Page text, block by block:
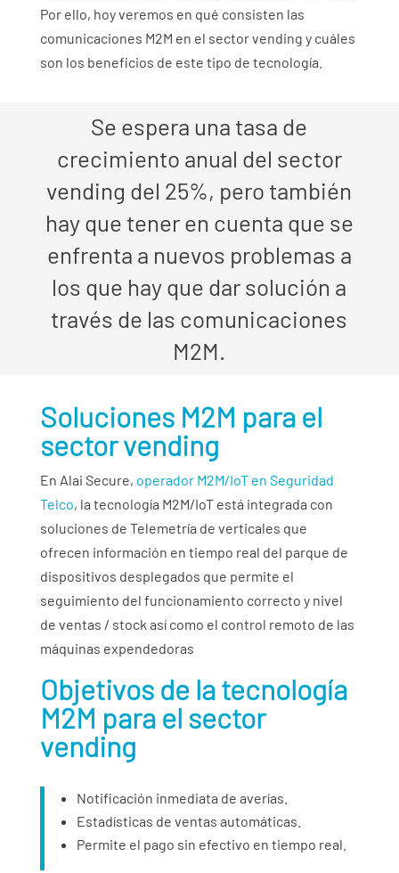
Por ello, hoy veremos en qué consisten las
comunicaciones M2M en el sector vending y cuáles
son los beneficios de este tipo de tecnología.
Se espera una tasa de
crecimiento anual del sector
vending del 25%, pero también
hay que tener en cuenta que se
enfrenta a nuevos problemas a
los que hay que dar solución a
través de las comunicaciones
M2M.
Soluciones M2M para el
sector vending
En Alai Secure, operador M2M/IoT en Seguridad
Telco, la tecnología M2M/IoT está integrada con
soluciones de Telemetría de verticales que
ofrecen información en tiempo real del parque de
dispositivos desplegados que permite el
seguimiento del funcionamiento correcto y nivel
de ventas / stock así como el control remoto de las
máquinas expendedoras
Objetivos de la tecnología
M2M para el sector
vending
Notificación inmediata de averías.
Estadísticas de ventas automáticas.
Permite el pago sin efectivo en tiempo real.